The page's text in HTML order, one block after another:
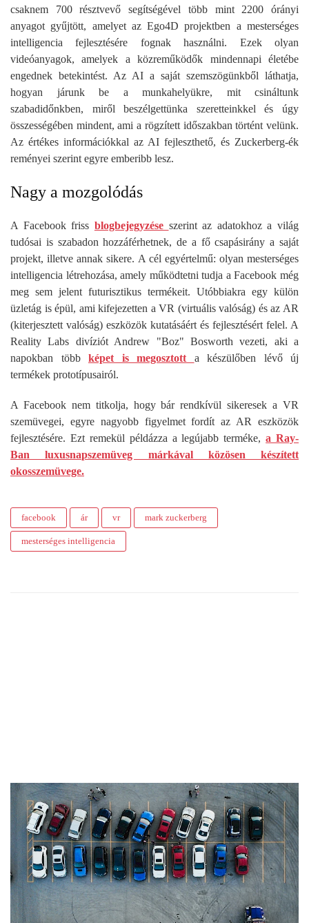
csaknem 700 résztvevő segítségével több mint 2200 órányi
anyagot gyűjtött, amelyet az Ego4D projektben a mesterséges
intelligencia fejlesztésére fognak használni. Ezek olyan
videóanyagok, amelyek a közreműködők mindennapi életébe
engednek betekintést. Az AI a saját szemszögünkből láthatja,
hogyan járunk be a munkahelyükre, mit csináltunk
szabadidőnkben, miről beszélgettünka szeretteinkkel és úgy
összességében mindent, ami a rögzített időszakban történt velünk.
Az értékes információkkal az AI fejleszthető, és Zuckerberg-ék
reményei szerint egyre emberibb lesz.
Nagy a mozgolódás
A Facebook friss blogbejegyzése szerint az adatokhoz a világ
tudósai is szabadon hozzáférhetnek, de a fő csapásirány a saját
projekt, illetve annak sikere. A cél egyértelmű: olyan mesterséges
intelligencia létrehozása, amely működtetni tudja a Facebook még
meg sem jelent futurisztikus termékeit. Utóbbiakra egy külön
üzletág is épül, ami kifejezetten a VR (virtuális valóság) és az AR
(kiterjesztett valóság) eszközök kutatásáért és fejlesztésért felel. A
Reality Labs divíziót Andrew "Boz" Bosworth vezeti, aki a
napokban több képet is megosztott a készülőben lévő új
termékek prototípusairól.
A Facebook nem titkolja, hogy bár rendkívül sikeresek a VR
szemüvegei, egyre nagyobb figyelmet fordít az AR eszközök
fejlesztésére. Ezt remekül példázza a legújabb terméke,a Ray-
Ban luxusnapszemüveg márkával közösen készített
okosszemüvege.
facebook ár vr mark zuckerberg
mesterséges intelligencia